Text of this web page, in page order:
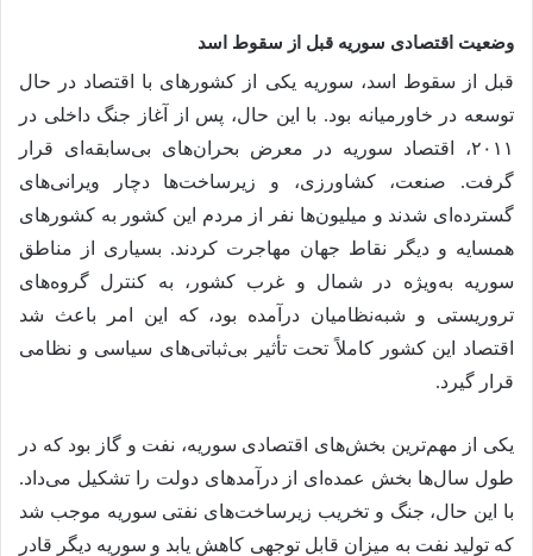
وضعیت اقتصادی سوریه قبل از سقوط اسد
قبل از سقوط اسد، سوریه یکی از کشورهای با اقتصاد در حال
توسعه در خاورمیانه بود. با این حال، پس از آغاز جنگ داخلی در
۲۰۱۱، اقتصاد سوریه در معرض بحران‌های بی‌سابقه‌ای قرار
گرفت. صنعت، کشاورزی، و زیرساخت‌ها دچار ویرانی‌های
گسترده‌ای شدند و میلیون‌ها نفر از مردم این کشور به کشورهای
همسایه و دیگر نقاط جهان مهاجرت کردند. بسیاری از مناطق
سوریه به‌ویژه در شمال و غرب کشور، به کنترل گروه‌های
تروریستی و شبه‌نظامیان درآمده بود، که این امر باعث شد
اقتصاد این کشور کاملاً تحت تأثیر بی‌ثباتی‌های سیاسی و نظامی
قرار گیرد.
یکی از مهم‌ترین بخش‌های اقتصادی سوریه، نفت و گاز بود که در
طول سال‌ها بخش عمده‌ای از درآمدهای دولت را تشکیل می‌داد.
با این حال، جنگ و تخریب زیرساخت‌های نفتی سوریه موجب شد
که تولید نفت به میزان قابل توجهی کاهش یابد و سوریه دیگر قادر